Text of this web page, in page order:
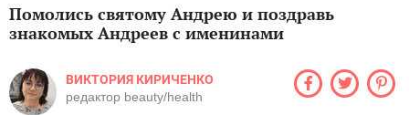
Помолись святому Андрею и поздравь
знакомых Андреев с именинами
ВИКТОРИЯ КИРИЧЕНКО
редактор beauty/health